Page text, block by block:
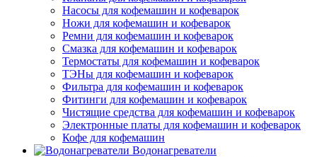
Насосы для кофемашин и кофеварок
Ножи для кофемашин и кофеварок
Ремни для кофемашин и кофеварок
Смазка для кофемашин и кофеварок
Термостаты для кофемашин и кофеварок
ТЭНы для кофемашин и кофеварок
Фильтра для кофемашин и кофеварок
Фитинги для кофемашин и кофеварок
Чистящие средства для кофемашин и кофеварок
Электронные платы для кофемашин и кофеварок
Кофе для кофемашин
Водонагреватели